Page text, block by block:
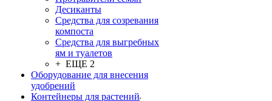
Десиканты
Средства для созревания
компоста
Средства для выгребных
ям и туалетов
+ ЕЩЕ 2
Оборудование для внесения
удобрений
Контейнеры для растений